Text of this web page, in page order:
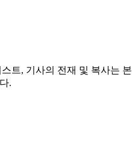
트, 기사의 전재 및 복사는 본
.